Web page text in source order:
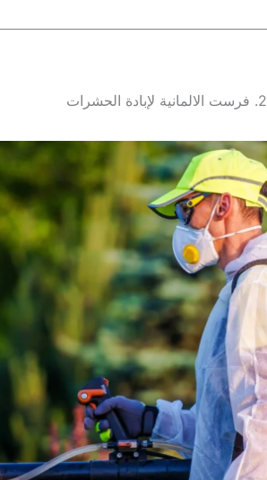
2. فرست الالمانية لإبادة الحشرات